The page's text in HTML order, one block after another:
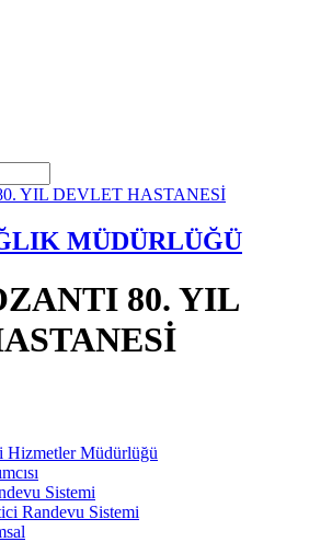
MÜDÜRLÜĞÜ
80. YIL
Hizmetler Müdürlüğü
Sistemi
Randevu Sistemi